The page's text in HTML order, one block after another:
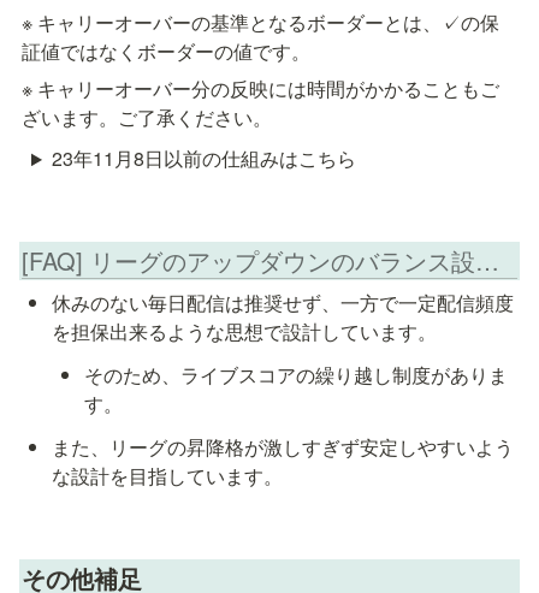
※ キャリーオーバーの基準となるボーダーとは、✓の保
証値ではなくボーダーの値です。
※ キャリーオーバー分の反映には時間がかかることもご
ざいます。ご了承ください。
23年11月8日以前の仕組みはこちら
[FAQ] リーグのアップダウンのバランス設計について
休みのない毎日配信は推奨せず、一方で一定配信頻度
を担保出来るような思想で設計しています。
そのため、ライブスコアの繰り越し制度がありま
す。
また、リーグの昇降格が激しすぎず安定しやすいよう
な設計を目指しています。
その他補足